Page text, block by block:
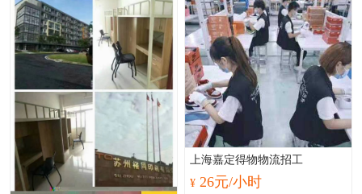
上海嘉定得物物流招工
¥ 26元/小时